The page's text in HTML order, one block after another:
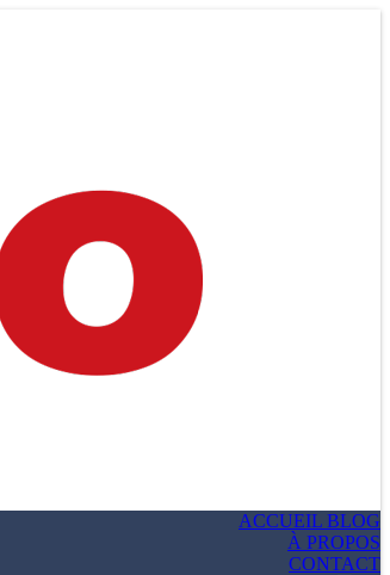
ACCUEIL BLOG
À PROPOS
CONTACT